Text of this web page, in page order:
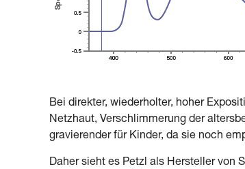
Bei direkter, wiederholter, hoher
Netzhaut, Verschlimmerung der
gravierender für Kinder, da sie noch
Daher sieht es Petzl als Hersteller von